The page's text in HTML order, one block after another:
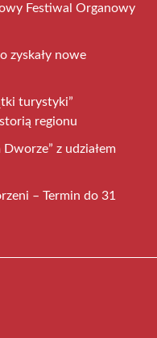
Festiwal Organowy
zyskały nowe
turystyki”
regionu
z udziałem
– Termin do 31